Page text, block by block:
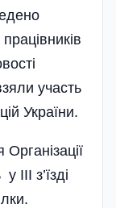
участь
України.
з’їзді